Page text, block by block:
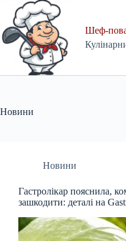
content
Шеф-
Новини
Новини
Гастролікар пояснила,
зашкодити: деталі на